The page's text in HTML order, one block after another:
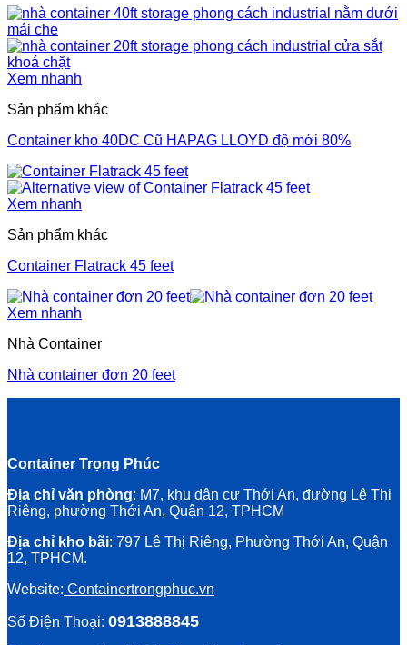
Xem nhanh
Sản phẩm khác
Container kho 40DC Cũ HAPAG LLOYD độ mới 80%
Xem nhanh
Sản phẩm khác
Container Flatrack 45 feet
Xem nhanh
Nhà Container
Nhà container đơn 20 feet
Container Trọng Phúc
Địa chỉ văn phòng: M7, khu dân cư Thới An, đường Lê Thị
Riêng, phường Thới An, Quận 12, TPHCM
Địa chỉ kho bãi: 797 Lê Thị Riêng, Phường Thới An, Quận
12, TPHCM.
Website: Containertrongphuc.vn
Số Điện Thoại: 0913888845